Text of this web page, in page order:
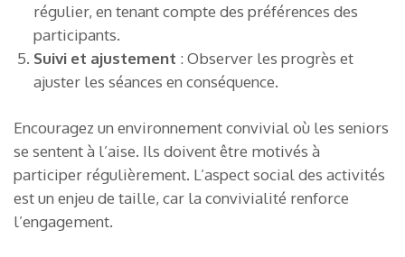
régulier, en tenant compte des préférences des
participants.
Suivi et ajustement : Observer les progrès et
ajuster les séances en conséquence.
Encouragez un environnement convivial où les seniors
se sentent à l’aise. Ils doivent être motivés à
participer régulièrement. L’aspect social des activités
est un enjeu de taille, car la convivialité renforce
l’engagement.